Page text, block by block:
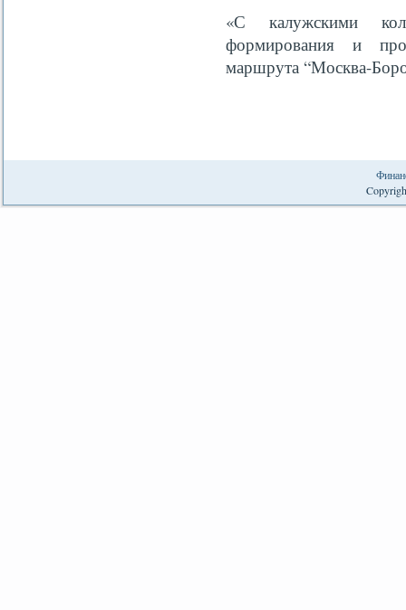
«С калужскими
формирования и
маршрута “Москва-